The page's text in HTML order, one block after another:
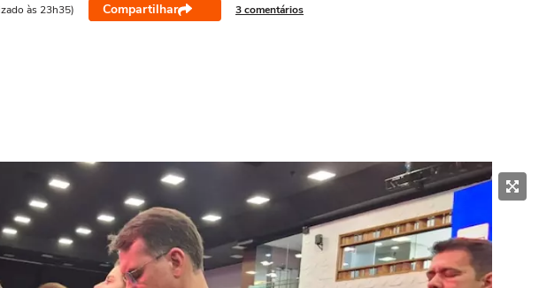
às 23h35) Compartilhar 3 comentários